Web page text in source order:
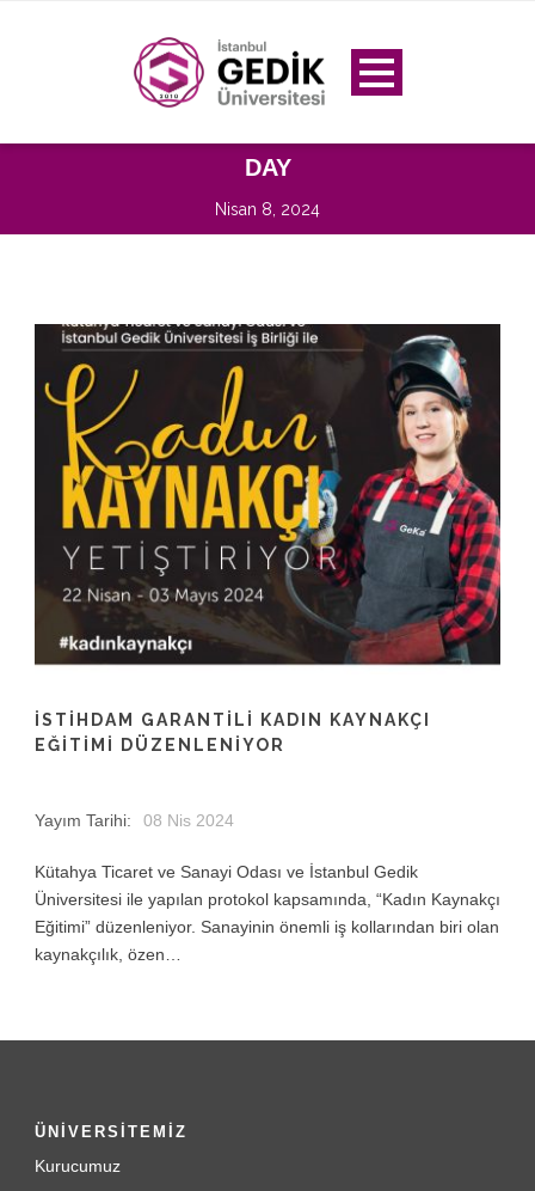
DAY
Nisan 8, 2024
İSTİHDAM GARANTİLİ KADIN KAYNAKÇI
EĞİTİMİ DÜZENLENİYOR
Yayım Tarihi: 08 Nis 2024
Kütahya Ticaret ve Sanayi Odası ve İstanbul Gedik
Üniversitesi ile yapılan protokol kapsamında, “Kadın Kaynakçı
Eğitimi” düzenleniyor. Sanayinin önemli iş kollarından biri olan
kaynakçılık, özen…
ÜNİVERSİTEMİZ
Kurucumuz